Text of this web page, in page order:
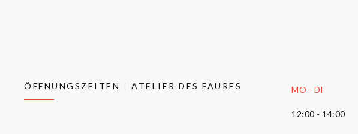
ÖFFNUNGSZEITEN ATELIER DES FAURES MO - DI
12:00 - 14:00